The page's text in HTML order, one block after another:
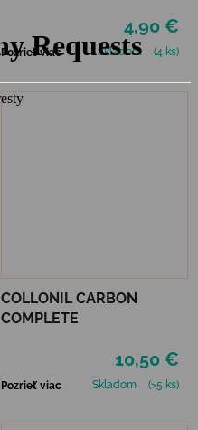
4,90 €
Pozrieť viac Skladom (4 ks)
COLLONIL CARBON
COMPLETE
10,50 €
Pozrieť viac Skladom (>5 ks)